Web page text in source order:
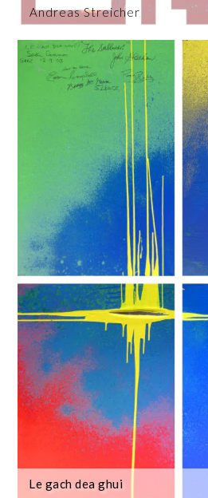
Andreas Streicher
Le gach dea ghui